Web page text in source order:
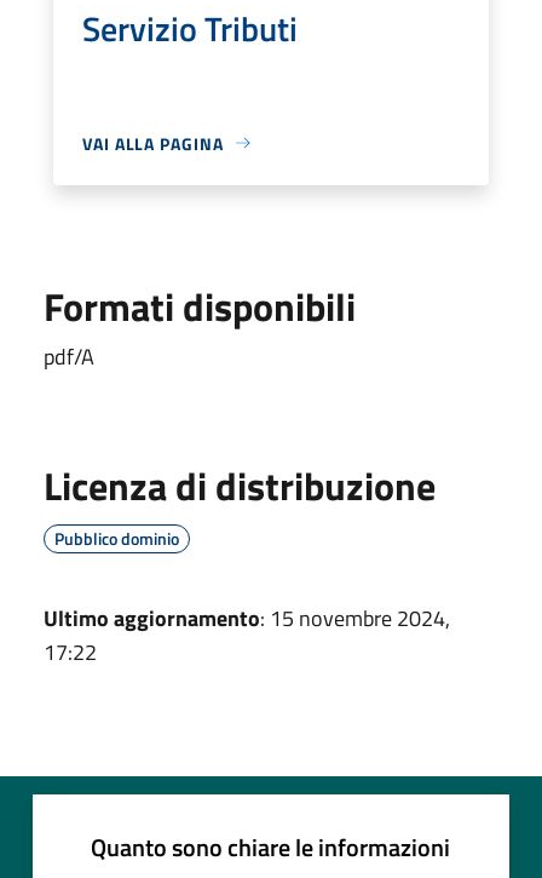
Servizio Tributi
VAI ALLA PAGINA
Formati disponibili
pdf/A
Licenza di distribuzione
Pubblico dominio
Ultimo aggiornamento: 15 novembre 2024,
17:22
Quanto sono chiare le informazioni